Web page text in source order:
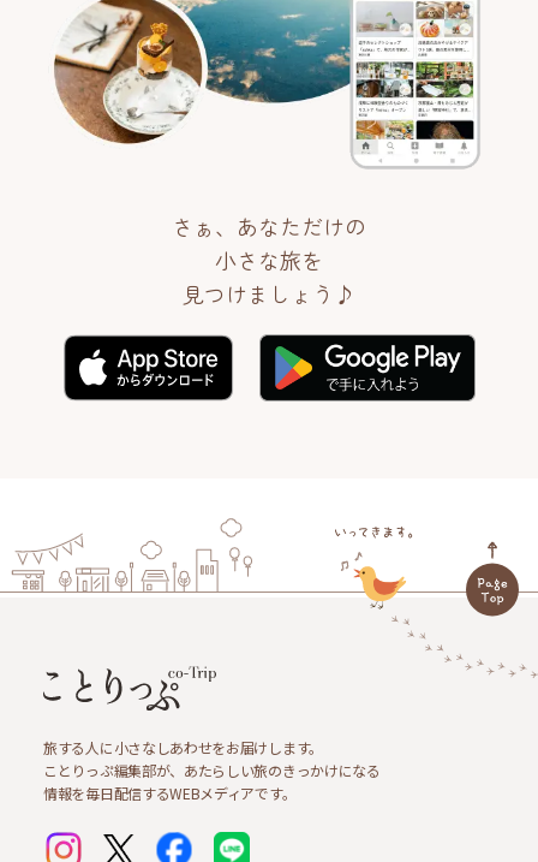
さぁ、あなただけの
小さな旅を
見つけましょう♪
旅する人に小さなしあわせをお届けします。
ことりっぷ編集部が、あたらしい旅のきっかけになる
情報を毎日配信するWEBメディアです。